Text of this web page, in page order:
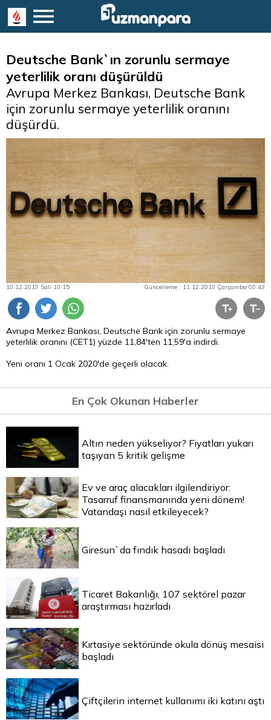
Deutsche Bank`ın zorunlu sermaye
yeterlilik oranı düşürüldü
Avrupa Merkez Bankası, Deutsche Bank
için zorunlu sermaye yeterlilik oranını
düşürdü.
10.12.2019 Salı 10:15 Güncelleme : 11.12.2019 Çarşamba 09:43
Avrupa Merkez Bankası, Deutsche Bank için zorunlu sermaye
yeterlilik oranını (CET1) yüzde 11,84'ten 11,59'a indirdi.
Yeni oranı 1 Ocak 2020'de geçerli olacak.
En Çok Okunan Haberler
Altın neden yükseliyor? Fiyatları yukarı
taşıyan 5 kritik gelişme
Ev ve araç alacakları ilgilendiriyor:
Tasarruf finansmanında yeni dönem!
Vatandaşı nasıl etkileyecek?
Giresun`da fındık hasadı başladı
Ticaret Bakanlığı, 107 sektörel pazar
araştırması hazırladı
Kırtasiye sektöründe okula dönüş mesaisi
başladı
Çiftçilerin internet kullanımı iki katını aştı